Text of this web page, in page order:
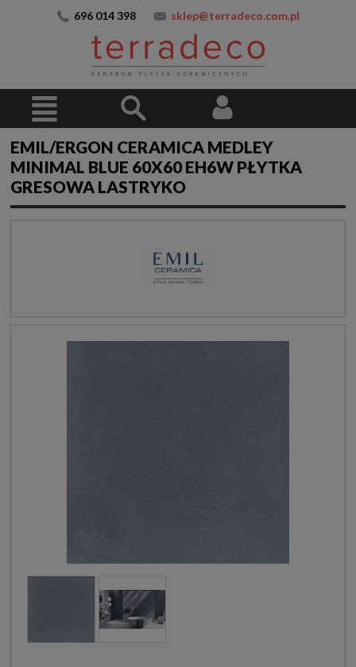
696 014 398 sklep@terradeco.com.pl
EMIL/ERGON CERAMICA MEDLEY
MINIMAL BLUE 60X60 EH6W PŁYTKA
GRESOWA LASTRYKO